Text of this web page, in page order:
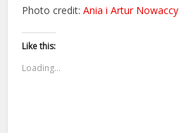
Photo credit:Ania i Artur Nowaccy
Like this:
Loading...